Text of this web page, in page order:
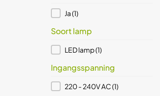
Dimbaar
Ja(1)
Soort lamp
Soort lamp
LED lamp(1)
Ingangsspanning
Ingangsspanning
220 - 240V AC(1)